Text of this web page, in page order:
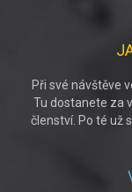
Při své návštěve
Tu dostanete za
členství. Po té už